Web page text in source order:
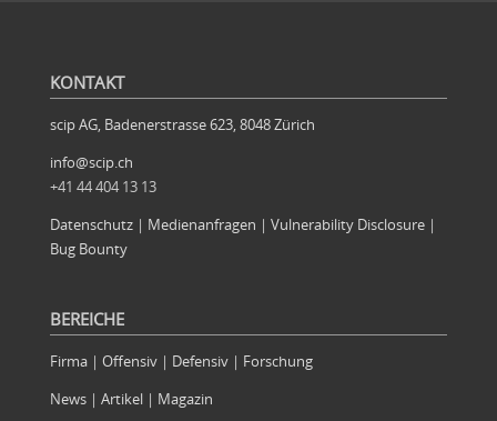
KONTAKT
scip AG, Badenerstrasse 623, 8048 Zürich
info@scip.ch
+41 44 404 13 13
Datenschutz| Medienanfragen | Vulnerability Disclosure|
Bug Bounty
BEREICHE
Firma| Offensiv| Defensiv| Forschung
News| Artikel| Magazin